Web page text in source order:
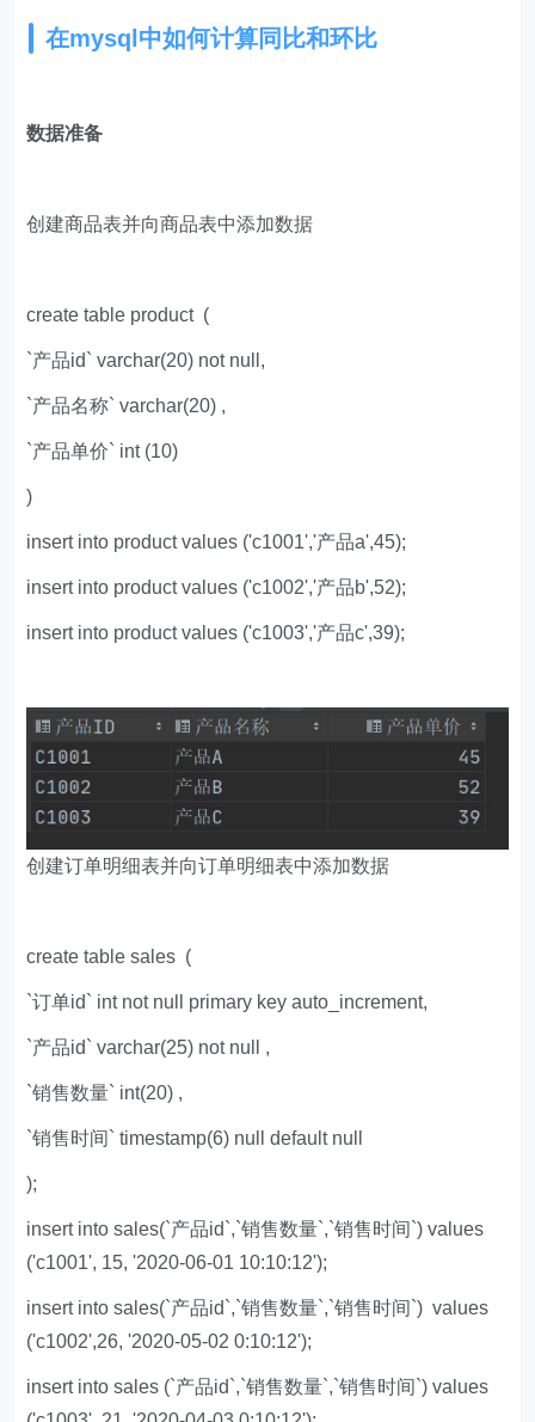
在mysql中如何计算同比和环比
数据准备
创建商品表并向商品表中添加数据
create table product (
`产品id` varchar(20) not null,
`产品名称` varchar(20) ,
`产品单价` int (10)
)
insert into product values ('c1001','产品a',45);
insert into product values ('c1002','产品b',52);
insert into product values ('c1003','产品c',39);
创建订单明细表并向订单明细表中添加数据
create table sales (
`订单id` int not null primary key auto_increment,
`产品id` varchar(25) not null ,
`销售数量` int(20) ,
`销售时间` timestamp(6) null default null
);
insert into sales(`产品id`,`销售数量`,`销售时间`) values
('c1001', 15, '2020-06-01 10:10:12');
insert into sales(`产品id`,`销售数量`,`销售时间`) values
('c1002',26, '2020-05-02 0:10:12');
insert into sales (`产品id`,`销售数量`,`销售时间`) values